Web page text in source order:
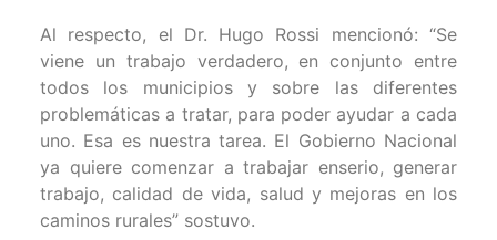
Al respecto, el Dr. Hugo Rossi mencionó: “Se
viene un trabajo verdadero, en conjunto entre
todos los municipios y sobre las diferentes
problemáticas a tratar, para poder ayudar a cada
uno. Esa es nuestra tarea. El Gobierno Nacional
ya quiere comenzar a trabajar enserio, generar
trabajo, calidad de vida, salud y mejoras en los
caminos rurales” sostuvo.